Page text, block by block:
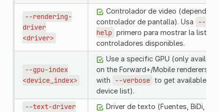
--rendering-
driver
<driver>
Controlador de video (depende
controlador de pantalla). Usa
--
help primero para mostrar la lista
controladores disponibles.
--gpu-index
<device_index>
Use a specific GPU (only
on the Forward+/Mobile renderers;
with
--verbose to get available
device list).
--text-driver
Driver de texto (Fuentes, BiDi,